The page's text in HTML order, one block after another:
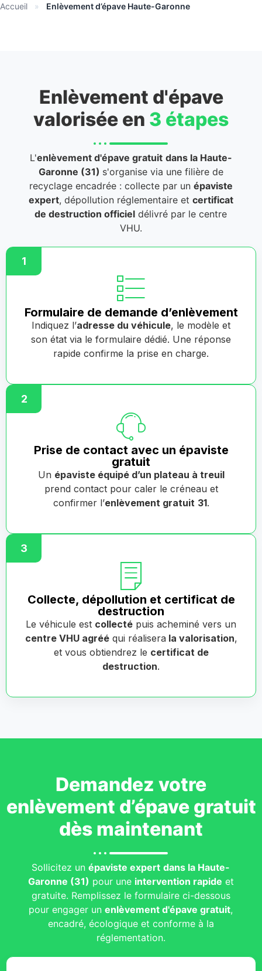
Accueil » Enlèvement d’épave Haute-Garonne
Enlèvement d'épave
valorisée en 3 étapes
L'enlèvement d'épave gratuit dans la Haute-
Garonne (31) s'organise via une filière de
recyclage encadrée : collecte par un épaviste
expert, dépollution réglementaire et certificat
de destruction officiel délivré par le centre
VHU.
1
Formulaire de demande d’enlèvement
Indiquez l’adresse du véhicule, le modèle et
son état via le formulaire dédié. Une réponse
rapide confirme la prise en charge.
2
Prise de contact avec un épaviste
gratuit
Un épaviste équipé d’un plateau à treuil
prend contact pour caler le créneau et
confirmer l’enlèvement gratuit 31.
3
Collecte, dépollution et certificat de
destruction
Le véhicule est collecté puis acheminé vers un
centre VHU agrééqui réalisera la valorisation,
et vous obtiendrez le certificat de
destruction.
Demandez votre
enlèvement d’épave gratuit
dès maintenant
Sollicitez unépaviste expert dans la Haute-
Garonne (31) pour une intervention rapide et
gratuite. Remplissez le formulaire ci-dessous
pour engager unenlèvement d'épave gratuit,
encadré, écologique et conforme à la
réglementation.